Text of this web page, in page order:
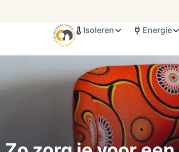
Isoleren Energie